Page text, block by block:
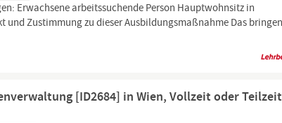
Erwachsene arbeitssuchende Person Hauptwohnsitz in
und Zustimmung zu dieser Ausbildungsmaßnahme Das
[ID2684] in Wien, Vollzeit oder Teilzeit